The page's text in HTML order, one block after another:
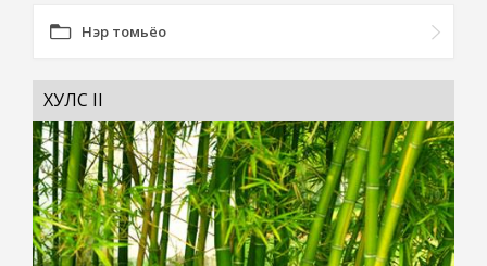
Нэр томьёо
ХУЛС II